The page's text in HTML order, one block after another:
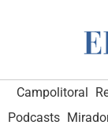
Campolitoral
Podcasts